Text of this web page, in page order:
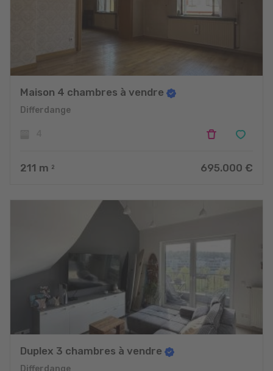
Maison 4 chambres à vendre
Differdange
211 m 2 695.000 €
Duplex 3 chambres à vendre